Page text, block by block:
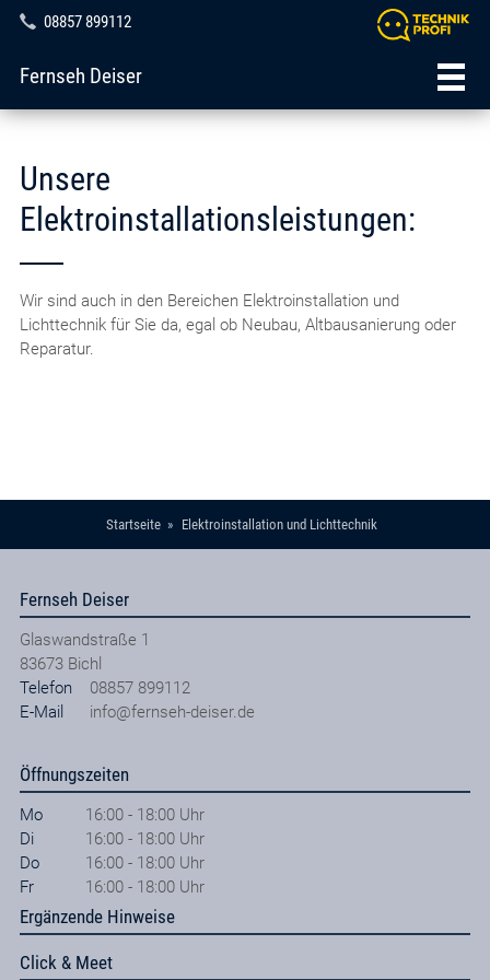
08857 899112
Fernseh Deiser
Unsere
Elektroinstallationsleistungen:
Wir sind auch in den Bereichen Elektroinstallation und
Lichttechnik für Sie da, egal ob Neubau, Altbausanierung oder
Reparatur.
Startseite Elektroinstallation und Lichttechnik
Fernseh Deiser
Glaswandstraße 1
83673 Bichl
Telefon
08857 899112
E-Mail
info@fernseh-deiser.de
Öffnungszeiten
Mo
16:00 - 18:00 Uhr
Di
16:00 - 18:00 Uhr
Do
16:00 - 18:00 Uhr
Fr
16:00 - 18:00 Uhr
Ergänzende Hinweise
Click & Meet